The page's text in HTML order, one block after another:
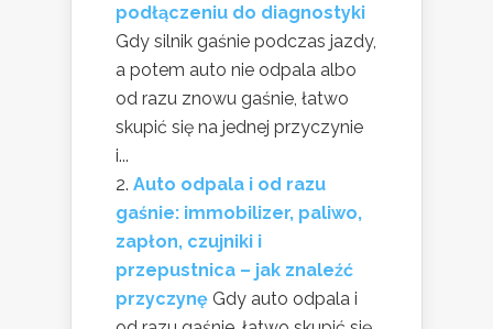
podłączeniu do diagnostyki
Gdy silnik gaśnie podczas jazdy,
a potem auto nie odpala albo
od razu znowu gaśnie, łatwo
skupić się na jednej przyczynie
i...
Auto odpala i od razu
gaśnie: immobilizer, paliwo,
zapłon, czujniki i
przepustnica – jak znaleźć
przyczynę Gdy auto odpala i